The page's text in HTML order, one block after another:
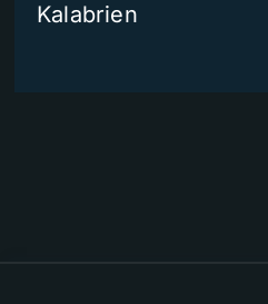
Kalabrien